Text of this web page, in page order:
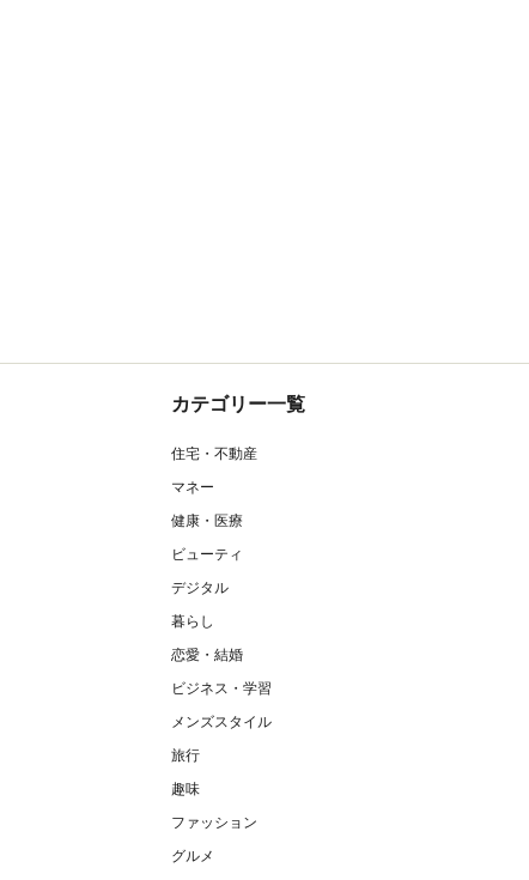
カテゴリー一覧
住宅・不動産
マネー
健康・医療
ビューティ
デジタル
暮らし
恋愛・結婚
ビジネス・学習
メンズスタイル
旅行
趣味
ファッション
グルメ